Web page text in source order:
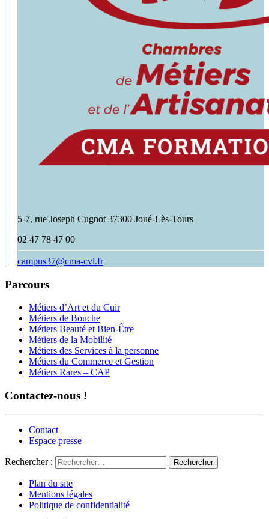
5-7, rue Joseph Cugnot 37300 Joué-Lès-Tours
02 47 78 47 00
campus37@cma-cvl.fr
Parcours
Métiers d’Art et du Cuir
Métiers de Bouche
Métiers Beauté et Bien-Être
Métiers de la Mobilité
Métiers des Services à la personne
Métiers du Commerce et Gestion
Métiers Rares – CAP
Contactez-nous !
Contact
Espace presse
Rechercher :
Plan du site
Mentions légales
Politique de confidentialité